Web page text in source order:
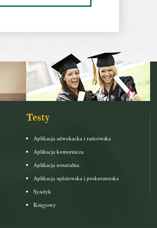
Testy
Aplikacja adwokacka i radcowska
Aplikacja komornicza
Aplikacja notarialna
Aplikacja sędziowska i prokuratorska
Syndyk
Księgowy